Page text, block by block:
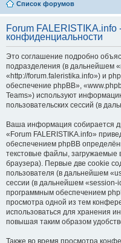
Список форумов
Forum
конфиденциальности
Это соглашение подробно
подразделения (в дальнейшем
«http://forum.faleristika.info») и
обеспечение phpBB»,
Teams») используют
пользовательских сессий (в
Ваша информация собирается
«Forum FALERISTIKA.info»
обеспечением phpBB
текстовые файлы, загружаемые
браузера). Первые две cookie
пользователя (в дальнейшем
сессии (в дальнейшем «session-
программным обеспечением
просмотра одной из тем
использоваться для хранения
повышая таким образом
Также во время просмотра